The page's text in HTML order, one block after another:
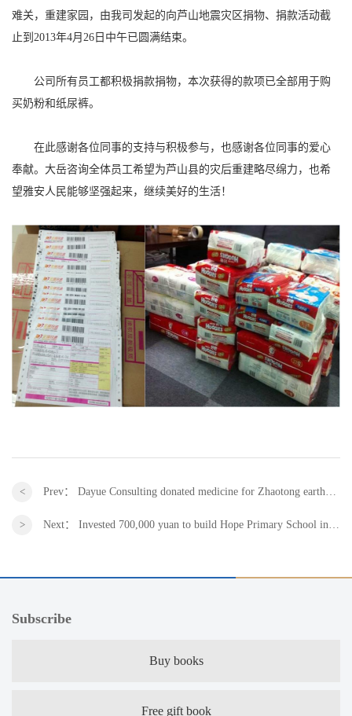
难关，重建家园，由我司发起的向芦山地震灾区捐物、捐款活动截
止到2013年4月26日中午已圆满结束。
公司所有员工都积极捐款捐物，本次获得的款项已全部用于购
买奶粉和纸尿裤。
在此感谢各位同事的支持与积极参与，也感谢各位同事的爱心
奉献。大岳咨询全体员工希望为芦山县的灾后重建略尽绵力，也希
望雅安人民能够坚强起来，继续美好的生活！
Prev： Dayue Consulting donated medicine for Zhaotong earthquake disaster-stricken area in Yunnan
Next： Invested 700,000 yuan to build Hope Primary School in Hunan
Subscribe
Buy books
Free gift book